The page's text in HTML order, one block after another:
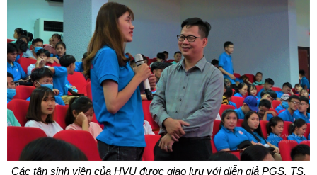
Các tân sinh viên của HVU được giao lưu với diễn giả PGS. TS.